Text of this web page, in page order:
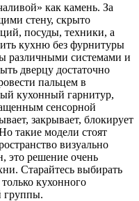
как камень. За
стену, скрыто
посуды, техники, а
кухню без фурнитуры
различными системами и
дверцу достаточно
пальцем в
кухонный гарнитур,
сенсорной
закрывает, блокирует
такие модели стоят
визуально
это решение очень
Старайтесь выбирать
кухонного
группы.